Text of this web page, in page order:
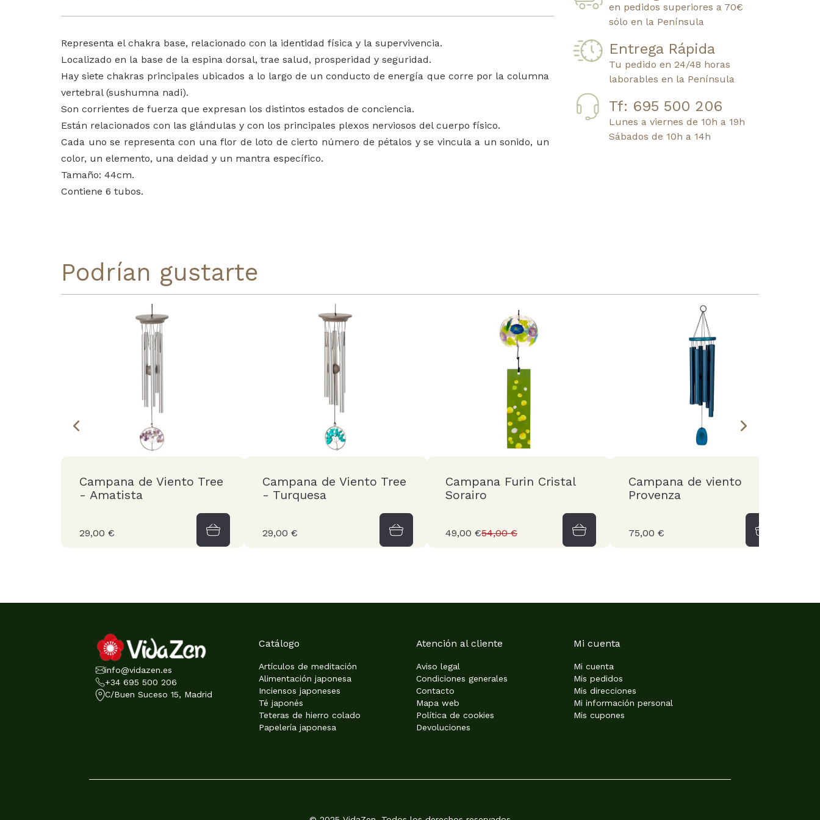
Representa el chakra base, relacionado con la identidad física y la supervivencia.
Localizado en la base de la espina dorsal, trae salud, prosperidad y seguridad.
Hay siete chakras principales ubicados a lo largo de un conducto de energía que corre por la columna
vertebral (sushumna nadi).
Son corrientes de fuerza que expresan los distintos estados de conciencia.
Están relacionados con las glándulas y con los principales plexos nerviosos del cuerpo físico.
Cada uno se representa con una flor de loto de cierto número de pétalos y se vincula a un sonido, un
color, un elemento, una deidad y un mantra específico.
Tamaño: 44cm.
Contiene 6 tubos.
en pedidos superiores a 70€
sólo en la Península
Entrega Rápida
Tu pedido en 24/48 horas
laborables en la Península
Tf: 695 500 206
Lunes a viernes de 10h a 19h
Sábados de 10h a 14h
Podrían gustarte
Campana de Viento Tree
- Amatista
29,00 €
Campana de Viento Tree
- Turquesa
29,00 €
Campana Furin Cristal
Sorairo
49,00 €54,00 €
Campana de viento
Provenza
75,00 €
info@vidazen.es
+34 695 500 206
C/Buen Suceso 15, Madrid
Catálogo
Artículos de meditación
Alimentación japonesa
Inciensos japoneses
Té japonés
Teteras de hierro colado
Papelería japonesa
Atención al cliente
Aviso legal
Condiciones generales
Contacto
Mapa web
Política de cookies
Devoluciones
Mi cuenta
Mi cuenta
Mis pedidos
Mis direcciones
Mi información personal
Mis cupones